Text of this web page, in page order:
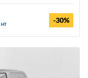
HT -30%